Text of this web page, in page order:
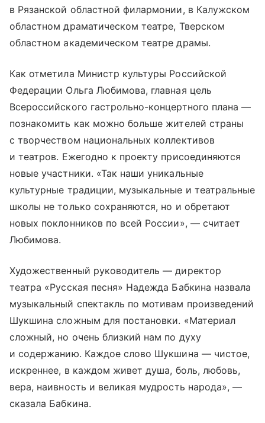
в Рязанской областной филармонии, в Калужском
областном драматическом театре, Тверском
областном академическом театре драмы.
Как отметила Министр культуры Российской
Федерации Ольга Любимова, главная цель
Всероссийского гастрольно-концертного плана —
познакомить как можно больше жителей страны
с творчеством национальных коллективов
и театров. Ежегодно к проекту присоединяются
новые участники. «Так наши уникальные
культурные традиции, музыкальные и театральные
школы не только сохраняются, но и обретают
новых поклонников по всей России», — считает
Любимова.
Художественный руководитель — директор
театра «Русская песня» Надежда Бабкина назвала
музыкальный спектакль по мотивам произведений
Шукшина сложным для постановки. «Материал
сложный, но очень близкий нам по духу
и содержанию. Каждое слово Шукшина — чистое,
искреннее, в каждом живет душа, боль, любовь,
вера, наивность и великая мудрость народа», —
сказала Бабкина.